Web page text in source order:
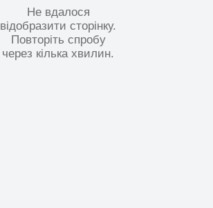
Не вдалося
відобразити сторінку.
Повторіть спробу
через кілька хвилин.